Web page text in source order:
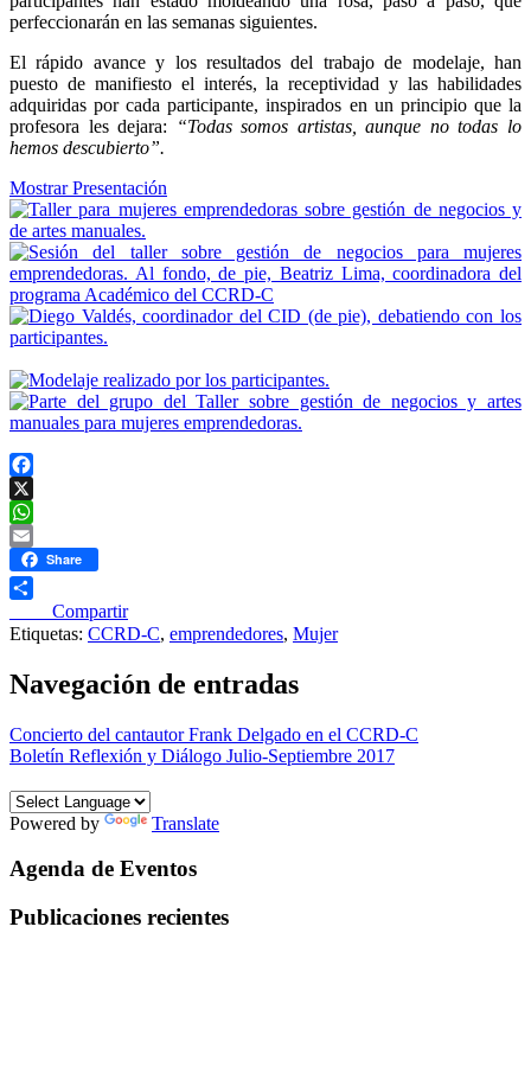
perfeccionarán en las semanas siguientes.
El rápido avance y los resultados del trabajo de modelaje, han
puesto de manifiesto el interés, la receptividad y las habilidades
adquiridas por cada participante, inspirados en un principio que la
profesora les dejara:
“Todas somos artistas, aunque no todas lo
hemos descubierto”.
Mostrar Presentación
Facebook
X
WhatsApp
EmailShare
____ Compartir
Etiquetas: CCRD-C, emprendedores, Mujer
Navegación de entradas
Concierto del cantautor Frank Delgado en el CCRD-C
Boletín Reflexión y Diálogo Julio-Septiembre 2017
Powered by Translate
Agenda de Eventos
Publicaciones recientes